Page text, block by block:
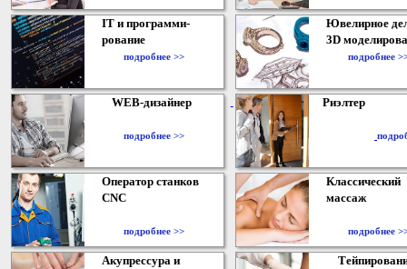
IT и программи-
рование
подробнее >>
Ювелирное
3D
подробнее
WEB-дизайнер
подробнее >>
Риэлтер
Оператор станков
CNC
подробнее >>
Классический
массаж
подробнее
Акупрессура и